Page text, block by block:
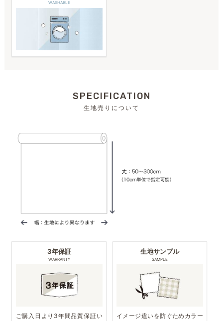
WASHABLE
SPECIFICATION
生地売りについて
3年保証
WARRANTY
ご購入日より3年間品質保証い
生地サンプル
SAMPLE
イメージ違いを防ぐためカラー